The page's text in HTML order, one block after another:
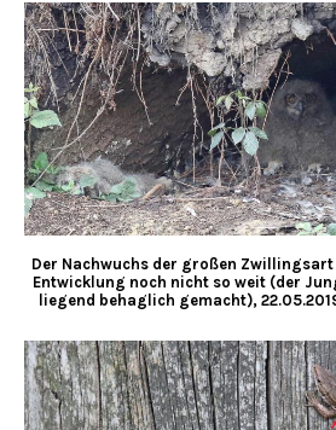
Der Nachwuchs der großen
Entwicklung noch nicht so weit (der
liegend behaglich gemacht),